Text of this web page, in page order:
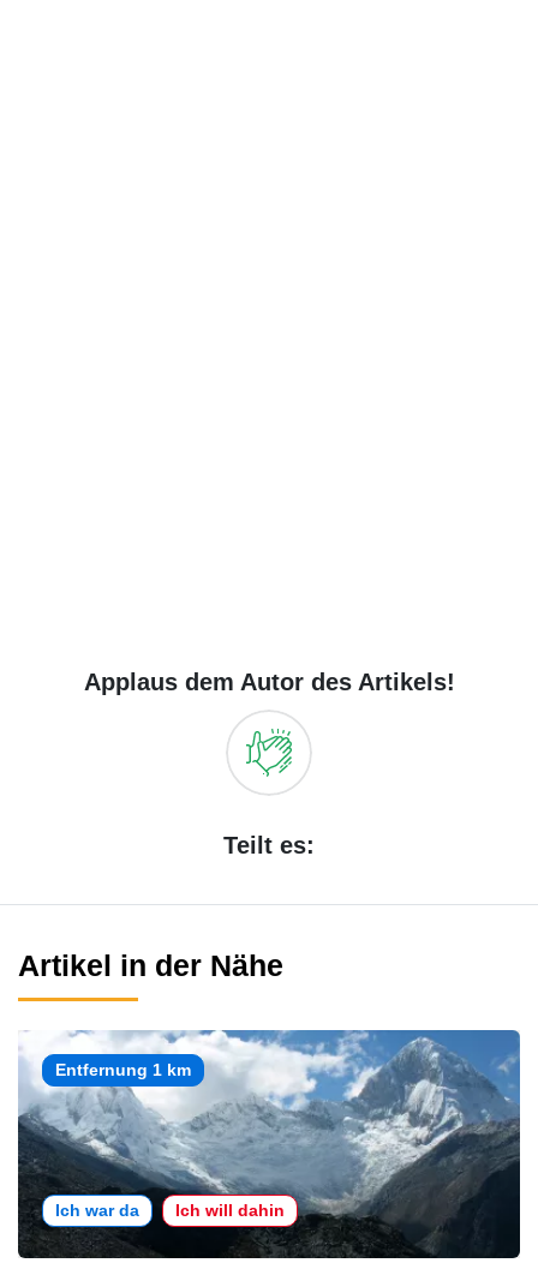
Applaus dem Autor des Artikels!
Teilt es:
Artikel in der Nähe
Entfernung 1 km
Ich war da Ich will dahin